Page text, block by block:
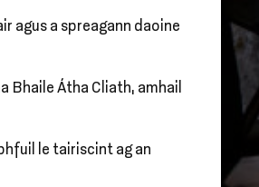
agus a spreagann daoine
Bhaile Átha Cliath, amhail
le tairiscint ag an